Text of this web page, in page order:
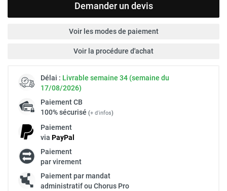
Demander un devis
Voir les modes de paiement
Voir la procédure d'achat
Délai : Livrable semaine 34 (semaine du
17/08/2026)
PaiementCB
100% sécurisé (+ d'infos)
Paiement
via PayPal
Paiement
par virement
Paiement par mandat
administratif ou Chorus Pro